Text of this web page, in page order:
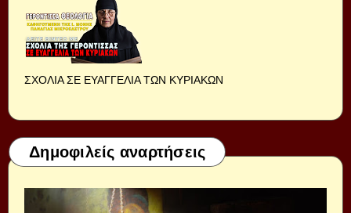
ΣΧΟΛΙΑ ΣΕ ΕΥΑΓΓΕΛΙΑ ΤΩΝ ΚΥΡΙΑΚΩΝ
Δημοφιλείς αναρτήσεις